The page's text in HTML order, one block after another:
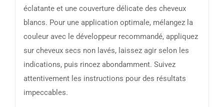
éclatante et une couverture délicate des cheveux
blancs. Pour une application optimale, mélangez la
couleur avec le développeur recommandé, appliquez
sur cheveux secs non lavés, laissez agir selon les
indications, puis rincez abondamment. Suivez
attentivement les instructions pour des résultats
impeccables.